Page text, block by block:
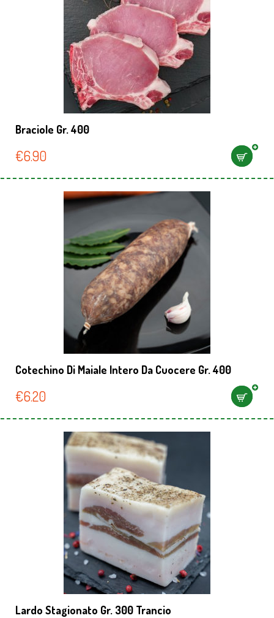
Braciole Gr. 400
€6.90
Cotechino Di Maiale Intero Da Cuocere Gr. 400
€6.20
Lardo Stagionato Gr. 300 Trancio